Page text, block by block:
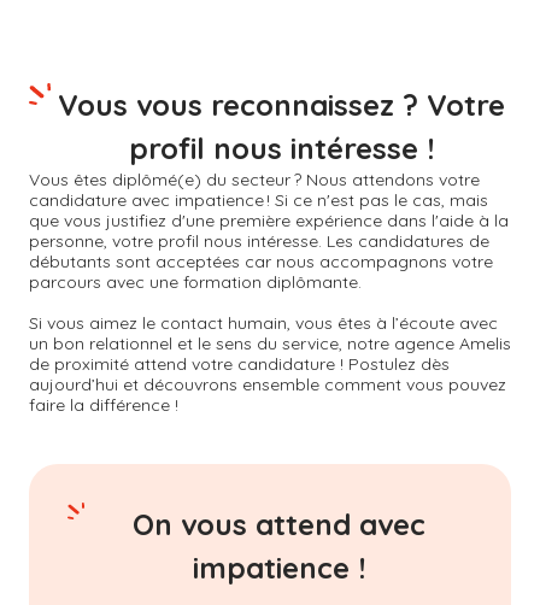
Vous êtes diplômé(e) du secteur ? Nous attendons votre
candidature avec impatience ! Si ce n'est pas le cas, mais
que vous justifiez d'une première expérience dans l'aide à la
personne, votre profil nous intéresse. Les candidatures de
débutants sont acceptées car nous accompagnons votre
parcours avec une formation diplômante.
Si vous aimez le contact humain, vous êtes à l’écoute avec
un bon relationnel et le sens du service, notre agence Amelis
de proximité attend votre candidature ! Postulez dès
aujourd’hui et découvrons ensemble comment vous pouvez
faire la différence !
Vous vous reconnaissez ? Votre
profil nous intéresse !
On vous attend avec
impatience !